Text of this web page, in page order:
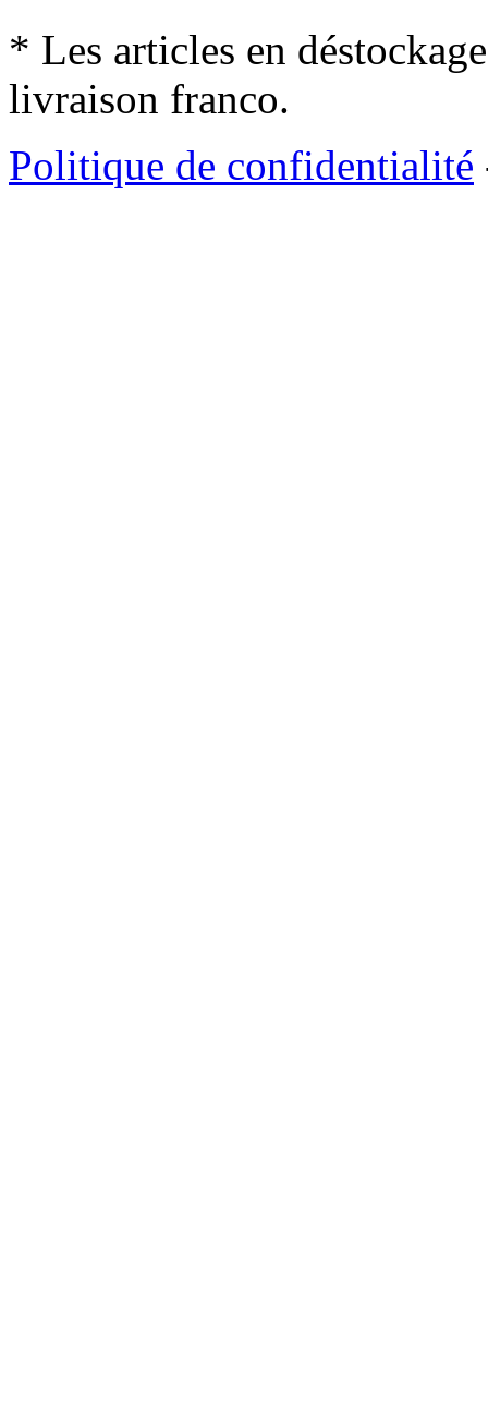
* Les articles en
livraison franco.
Politique de confidentialité